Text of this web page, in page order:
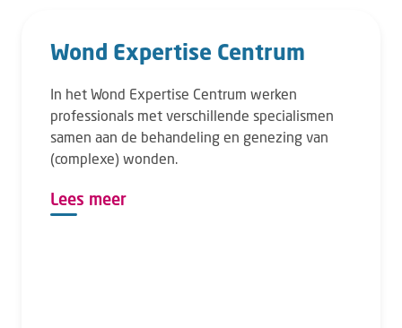
Wond Expertise Centrum
In het Wond Expertise Centrum werken
professionals met verschillende specialismen
samen aan de behandeling en genezing van
(complexe) wonden.
Lees meer